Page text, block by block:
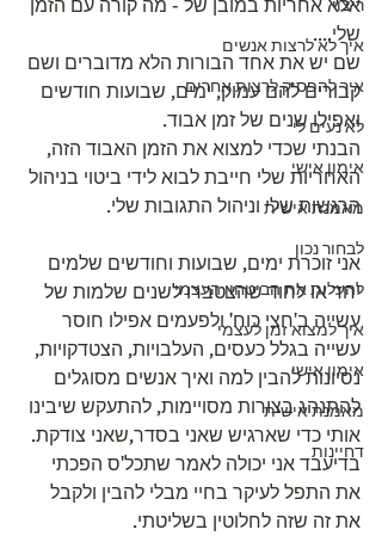
ריצוי
איך לא לרצות אנשים
איך להפסיק לרצות אחרים
לא נעים לי
אימון אישי
מאמנת אישית
לבחור נכון
להעלות את הביטחון העצמי
איך למצוא זמן לעצמי
אימון אישי
מאמנת אישית
דחיינות
אלא אחריות במובן של - מה קורה עם הזמן
שלי....
שם יש את אחד הבורות הלא מדוברים ושם
קבורים להם עמוק, ימים, שבועות חודשים
ואפילו שנים של זמן אבוד.
הבנתי שכדי למצוא את הזמן האבוד הזה,
האחריות שלי חייבת לבוא לידי ביטוי בניהול
הרגשות שלי וניהול התגובות שלי.
אני זוכרת ימים, שבועות וחודשים שלמים
יחד או לחוד שהצטברו לשנים שלמות של
עשייה ב'חצי כוח' ולפעמים אפילו חוסר
עשייה בגלל כעסים, העלבויות, הצטדקויות,
נסיונות להבין למה ואיך אנשים מסוגלים
להתנהג בצורות מסויימות, להתעקש שיבינו
אותי כדי שארגיש שאני בסדר,שאני צודקת.
בדיעבד אני יכולה לאמר שתכל'ס הפכתי
את התפל לעיקר בחיי מבלי להבין ולקבל
את זה שזה לחלוטין בשליטתי.